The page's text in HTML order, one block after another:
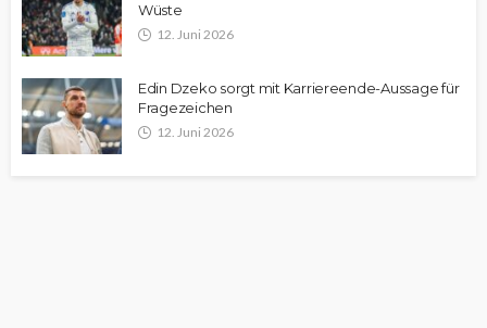
Wüste
12. Juni 2026
Edin Dzeko sorgt mit Karriereende-Aussage für
Fragezeichen
12. Juni 2026